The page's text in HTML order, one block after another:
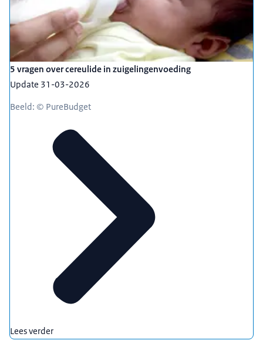
5 vragen over cereulide in zuigelingenvoeding
Update 31-03-2026
Beeld: © PureBudget
Lees verder